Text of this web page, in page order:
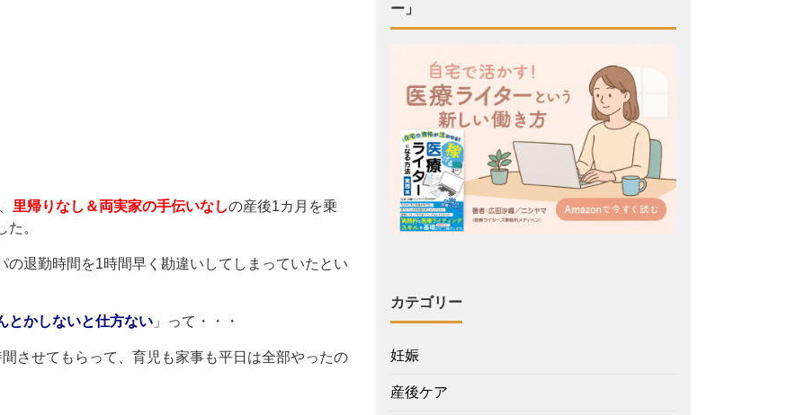
里帰りなし＆両実家の手伝いなしの産後1カ月を乗
。
退勤時間を1時間早く勘違いしてしまっていたとい
とかしないと仕方ない 」って・・・
させてもらって、育児も家事も平日は全部やったの
ー」
カテゴリー
妊娠
産後ケア